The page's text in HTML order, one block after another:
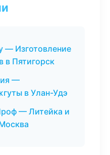
— Изготовление
в Пятигорск
—
в Улан-Удэ
— Литейка и